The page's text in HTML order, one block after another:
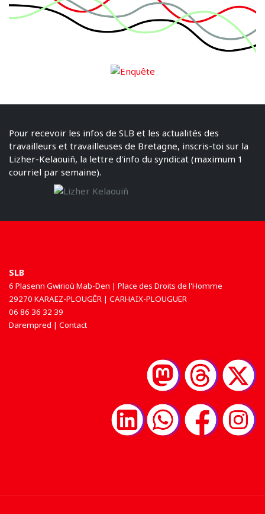
Pour recevoir les infos de SLB et les actualités des
travailleurs et travailleuses de Bretagne, inscris-toi sur la
Lizher-Kelaouiñ, la lettre d'info du syndicat (maximum 1
courriel par semaine).
SLB
6 Plasenn Gwirioù Mab-Den | Place des Droits de l'Homme
29270 KARAEZ-PLOUGÊR | CARHAIX-PLOUGUER
06 86 36 32 39
Darempred | Contact